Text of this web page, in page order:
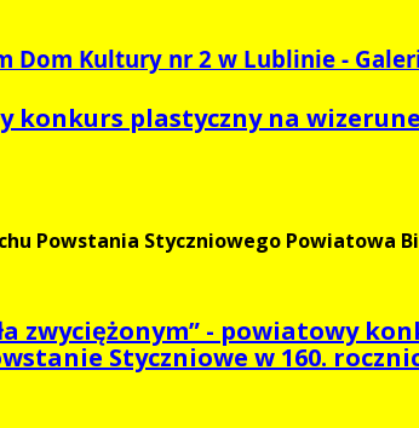
Dom Kultury nr 2 w Lublinie -
konkurs plastyczny na
Powstania Styczniowego Powiatowa
zwyciężonym” - powiatowy
Styczniowe w 160.